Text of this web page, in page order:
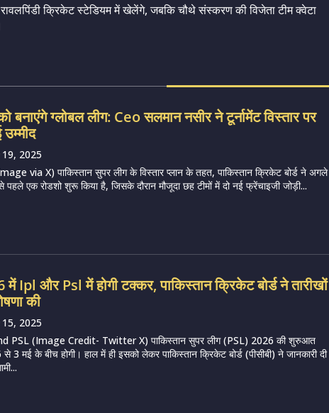
क्रिकेट स्टेडियम में खेलेंगे, जबकि चौथे संस्करण की विजेता टीम क्वेटा
बनाएंगे ग्लोबल लीग: Ceo सलमान नसीर ने टूर्नामेंट विस्तार पर
19, 2025
via X) पाकिस्तान सुपर लीग के विस्तार प्लान के तहत, पाकिस्तान क्रिकेट बोर्ड ने अगले
पहले एक रोडशो शुरू किया है, जिसके दौरान मौजूदा छह टीमों में दो नई फ्रेंचाइजी जोड़ी...
में Ipl और Psl में होगी टक्कर, पाकिस्तान क्रिकेट बोर्ड ने तारीखों
की
15, 2025
PSL (Image Credit- Twitter X) पाकिस्तान सुपर लीग (PSL) 2026 की शुरुआत
से 3 मई के बीच होगी। हाल में ही इसको लेकर पाकिस्तान क्रिकेट बोर्ड (पीसीबी) ने जानकारी दी